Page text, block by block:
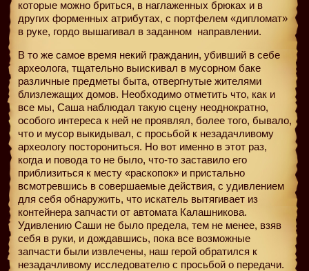
которые можно бриться, в наглаженных брюках и в
других форменных атрибутах, с портфелем «дипломат»
в руке, гордо вышагивал в заданном направлении.
В то же самое время некий гражданин, убивший в себе
археолога, тщательно выискивал в мусорном баке
различные предметы быта, отвергнутые жителями
близлежащих домов. Необходимо отметить что, как и
все мы, Саша наблюдал такую сцену неоднократно,
особого интереса к ней не проявлял, более того, бывало,
что и мусор выкидывал, с просьбой к незадачливому
археологу посторониться. Но вот именно в этот раз,
когда и повода то не было, что-то заставило его
приблизиться к месту «раскопок» и пристально
всмотревшись в совершаемые действия, с удивлением
для себя обнаружить, что искатель вытягивает из
контейнера запчасти от автомата Калашникова.
Удивлению Саши не было предела, тем не менее, взяв
себя в руки, и дождавшись, пока все возможные
запчасти были извлечены, наш герой обратился к
незадачливому исследователю с просьбой о передачи.